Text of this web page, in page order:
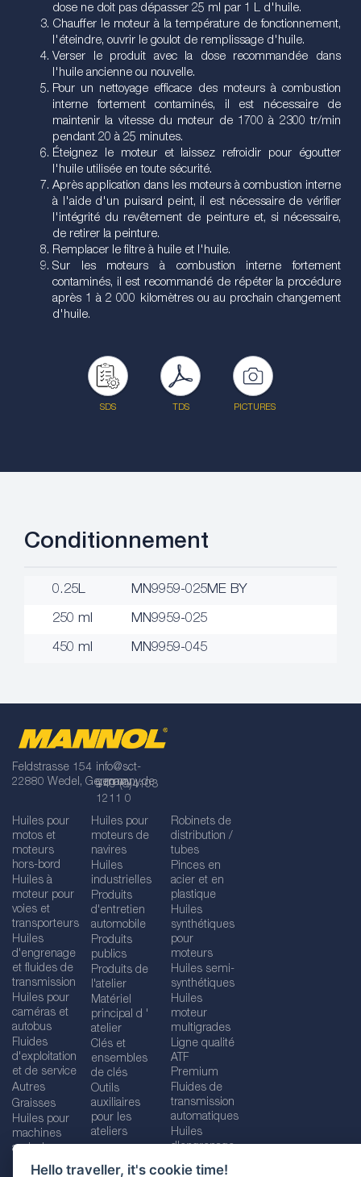
Hello traveller, it's cookie time!
dose ne doit pas dépasser 25 ml par 1 L d'huile.
Chauffer le moteur à la température de fonctionnement,
l'éteindre, ouvrir le goulot de remplissage d'huile.
Verser le produit avec la dose recommandée dans
l'huile ancienne ou nouvelle.
Pour un nettoyage efficace des moteurs à combustion
interne fortement contaminés, il est nécessaire de
maintenir la vitesse du moteur de 1700 à 2300 tr/min
pendant 20 à 25 minutes.
Éteignez le moteur et laissez refroidir pour égoutter
l'huile utilisée en toute sécurité.
Après application dans les moteurs à combustion interne
à l'aide d'un puisard peint, il est nécessaire de vérifier
l'intégrité du revêtement de peinture et, si nécessaire,
de retirer la peinture.
Remplacer le filtre à huile et l'huile.
Sur les moteurs à combustion interne fortement
contaminés, il est recommandé de répéter la procédure
après 1 à 2 000 kilomètres ou au prochain changement
d'huile.
SDS TDS PICTURES
Conditionnement
0.25L MN9959-025ME BY
250 ml MN9959-025
450 ml MN9959-045
Feldstrasse 154
22880 Wedel, Germany
info@sct-
germany.de
+49 (0)4103
1211 0
Huiles pour
motos et
moteurs
hors-bord
Huiles à
moteur pour
voies et
transporteurs
Huiles
d'engrenage
et fluides de
transmission
Huiles pour
caméras et
autobus
Fluides
d'exploitation
et de service
Autres
Graisses
Huiles pour
machines
agricoles
Huiles pour
moteurs de
navires
Huiles
industrielles
Produits
d'entretien
automobile
Produits
publics
Produits de
l'atelier
Matériel
principal d '
atelier
Clés et
ensembles
de clés
Outils
auxiliaires
pour les
ateliers
Robinets de
distribution /
tubes
Pinces en
acier et en
plastique
Huiles
synthétiques
pour
moteurs
Huiles semi-
synthétiques
Huiles
moteur
multigrades
Ligne qualité
ATF
Premium
Fluides de
transmission
automatiques
Huiles
d'engrenage